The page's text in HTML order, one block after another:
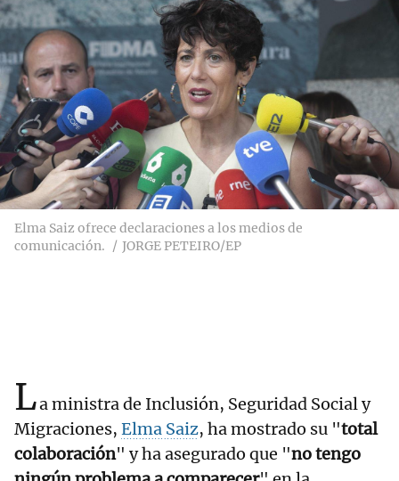
Elma Saiz ofrece declaraciones a los medios de
comunicación.
JORGE PETEIRO/EP
La ministra de Inclusión, Seguridad Social y
Migraciones, Elma Saiz, ha mostrado su "total
colaboración" y ha asegurado que "no tengo